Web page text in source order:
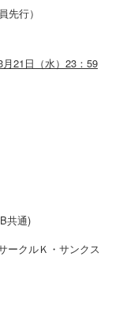
行）
21日（水）23：59
共通)
ークルＫ・サンクス